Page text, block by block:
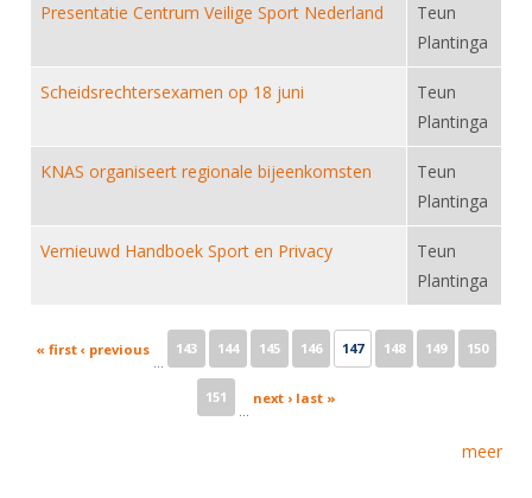
Presentatie Centrum Veilige Sport Nederland
Teun
Plantinga
Scheidsrechtersexamen op 18 juni
Teun
Plantinga
KNAS organiseert regionale bijeenkomsten
Teun
Plantinga
Vernieuwd Handboek Sport en Privacy
Teun
Plantinga
Pages
« first ‹ previous
…
143 144 145 146 147 148 149 150
151
…
next › last »
meer